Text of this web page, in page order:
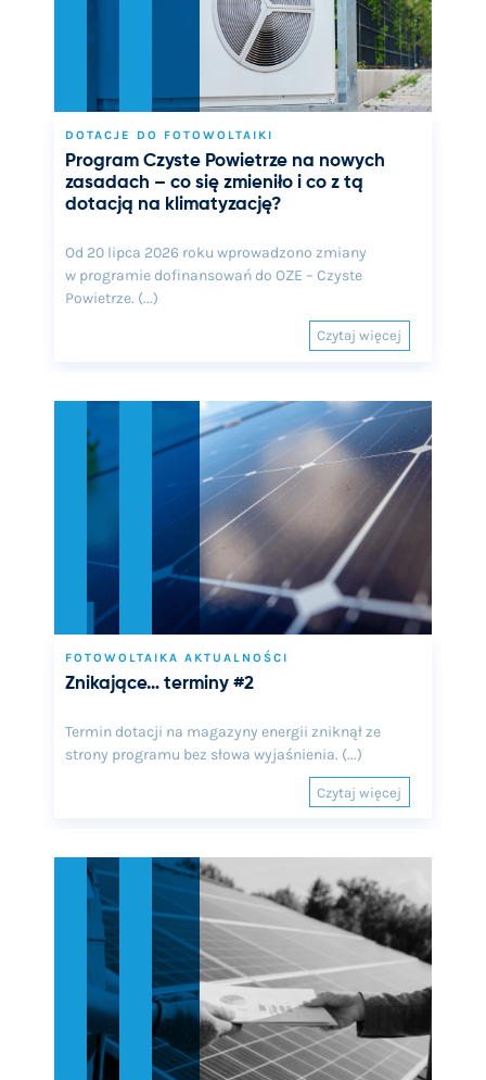
DOTACJE DO FOTOWOLTAIKI
Program Czyste Powietrze na nowych
zasadach – co się zmieniło i co z tą
dotacją na klimatyzację?
Od 20 lipca 2026 roku wprowadzono zmiany
w programie dofinansowań do OZE – Czyste
Powietrze. (...)
Czytaj więcej
FOTOWOLTAIKA AKTUALNOŚCI
Znikające… terminy #2
Termin dotacji na magazyny energii zniknął ze
strony programu bez słowa wyjaśnienia. (...)
Czytaj więcej